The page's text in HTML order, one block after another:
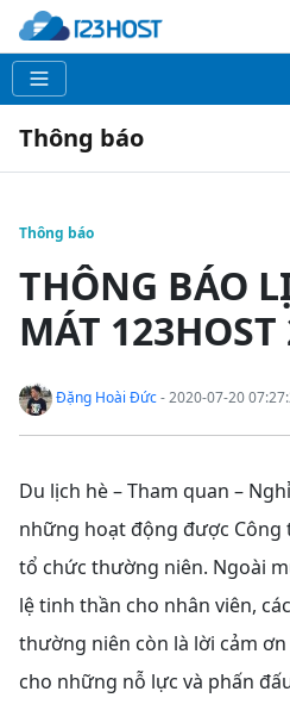
Thông báo
Thông báo
THÔNG BÁO
MÁT 123HOST
Đặng Hoài Đức- 2020-07-20
Du lịch hè – Tham quan –
những hoạt động được Công
tổ chức thường niên. Ngoài
lệ tinh thần cho nhân viên,
thường niên còn là lời cảm
cho những nỗ lực và phấn